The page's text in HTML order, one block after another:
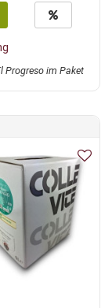
Progreso im Paket